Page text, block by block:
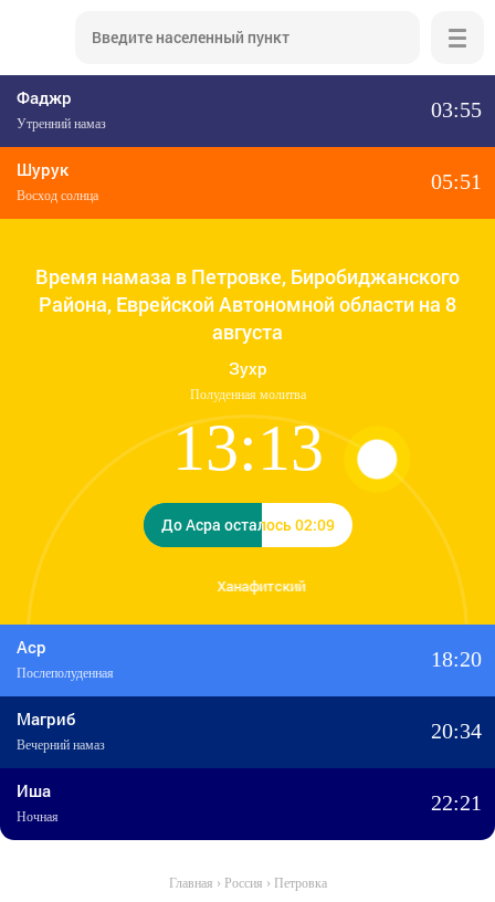
Фаджр
Утренний намаз
03:55
Шурук
Восход солнца
05:51
Ханафитский
Время намаза в Петровке, Биробиджанского
Района, Еврейской Автономной области на 8
августа
Зухр
Полуденная молитва
13:13
До Асра осталось 02:09
До Асра осталось 02:09
Аср
Послеполуденная
18:20
Магриб
Вечерний намаз
20:34
Иша
Ночная
22:21
Главная › Россия › Петровка